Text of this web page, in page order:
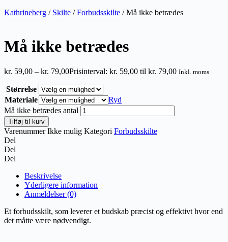
Kathrineberg / Skilte /Forbudsskilte / Må ikke betrædes
Må ikke betrædes
kr. 59,00 – kr. 79,00Prisinterval: kr. 59,00 til kr. 79,00 Inkl. moms
Størrelse
Materiale
Ryd
Må ikke betrædes antal
Tilføj til kurv
VarenummerIkke mulig Kategori Forbudsskilte
Del
Del
Del
Beskrivelse
Yderligere information
Anmeldelser (0)
Et forbudsskilt, som leverer et budskab præcist og effektivt hvor end
det måtte være nødvendigt.